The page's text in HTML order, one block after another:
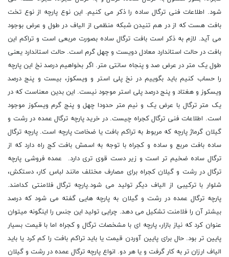
شود. اطلاعات فنی ترگال ساده را ذکر می کنیم. این نوع پارچه از نوع تخت
بافت هست که از در هم تنیدن شبکه منظمی از الیاف در طول و عرض بوجود
می آید. لازم به ذکر است بافت ترگال ساده بصورت مربعی است و تراکم این
بافت در حالت استاندارد معادل دویست و چهل گرم است. حالت استاندارد یعنی
طول یک متر در عرض صد و پنجاه سانتی متر. اگر بخواهیم درصد نخ این پارچه
را حساب کنیم باید بگوییم در نخ پلی استر و ویسکوز، بیست و پنج درصد
ویسکوز و هغتاد و پنج درصد پلی استر موجود نیست. این بدین معناست که در
یک متر ترگال با عرض یک و نیم متر حدودا چهل و پنج گرم ویسکوز موجود
است. اطلاعات فنی ترگال کجراه چیست. در خرید پارچه ترگال عمده در رشت و
گیلان گرماژ پارچه که مربوط به تراکم بافت یا ضخامت پارچه است. پارچه ترگال
ساده بافت مربع و ساده و کجراه با توجه به اسمش بافت کج راه دارد که از
ترگال ساده ضخیم تر است و زیر دست قوی تری دارد. عمده فروشی پارچه
ترگال در رشت و گیلان کجراه برای مصارف مختلف مانند لباس کار، دستکش،
شلوار با ترکیبی از الیاف دیگر تولید می شود.پارچه ترگال فلامنتی کدامند.
پارچه ترگال عمده در رشت و گیلان به پارچه هایی گفته می شود که درصد
بیشتر آن را فلامنت تشکیل می دهد. چرایی تولید این جنس را اینگونه میتوان
عنوان کرد که نیاز بازار، پارچه ای با مشخصات ترگال و کجراه اما با قیمت بسیار
پایین تر بود. حال برای پایین آوردن قیمت یا باید تراکم بافت را کم کرد یا باید
الیاف ارزان تر به کار گرفت و یا هر دو. انواع پارچه ترگال عمده در رشت و گیلان